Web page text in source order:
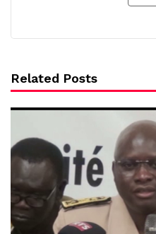
Related Posts